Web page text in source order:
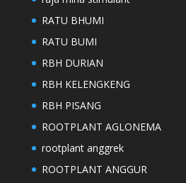
RATU BHUMI
RATU BUMI
RBH DURIAN
RBH KELENGKENG
RBH PISANG
ROOTPLANT AGLONEMA
rootplant anggrek
ROOTPLANT ANGGUR